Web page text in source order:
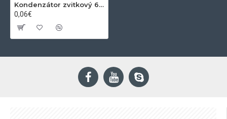
Kondenzátor zvitkový 6N8 160V MKT axial
0,06€